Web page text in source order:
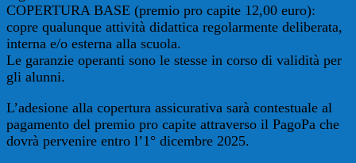
COPERTURA BASE (premio pro capite 12,00 euro):
copre qualunque attività didattica regolarmente deliberata,
interna e/o esterna alla scuola.
Le garanzie operanti sono le stesse in corso di validità per
gli alunni.
L’adesione alla copertura assicurativa sarà contestuale al
pagamento del premio pro capite attraverso il PagoPa che
dovrà pervenire entro l’1° dicembre 2025.